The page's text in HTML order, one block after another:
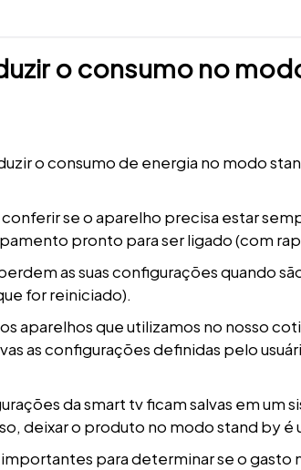
o consumo no
o consumo de energia no modo
se o aparelho precisa estar
pronto para ser ligado (com
as suas configurações quando
for reiniciado).
aparelhos que utilizamos no nosso
as configurações definidas pelo
da smart tv ficam salvas em um
deixar o produto no modo stand by é
importantes para determinar se o